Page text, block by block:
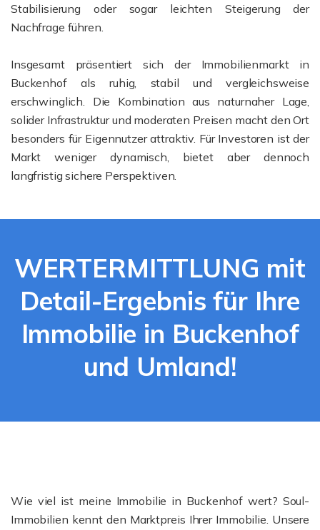
Stabilisierung oder sogar leichten Steigerung der
Nachfrage führen.
Insgesamt präsentiert sich der Immobilienmarkt in
Buckenhof als ruhig, stabil und vergleichsweise
erschwinglich. Die Kombination aus naturnaher Lage,
solider Infrastruktur und moderaten Preisen macht den Ort
besonders für Eigennutzer attraktiv. Für Investoren ist der
Markt weniger dynamisch, bietet aber dennoch
langfristig sichere Perspektiven.
WERTERMITTLUNG mit
Detail-Ergebnis für Ihre
Immobilie in Buckenhof
und Umland!
Wie viel ist meine Immobilie in Buckenhof wert? Soul-
Immobilien kennt den Marktpreis Ihrer Immobilie. Unsere